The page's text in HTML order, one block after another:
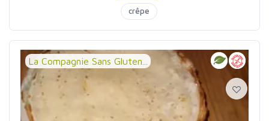
crêpe
La Compagnie Sans Gluten...